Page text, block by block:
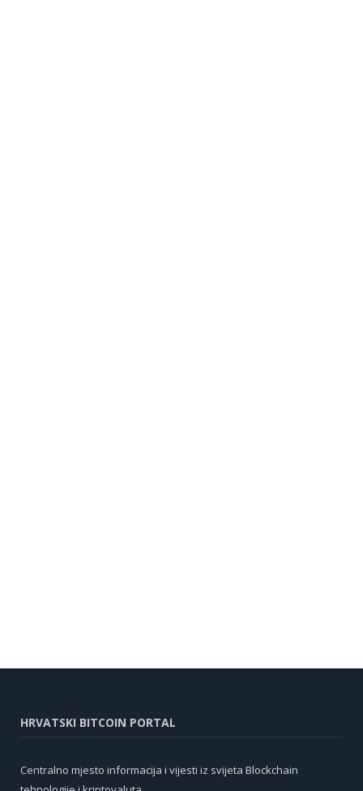
HRVATSKI BITCOIN PORTAL
Centralno mjesto informacija i vijesti iz svijeta Blockchain